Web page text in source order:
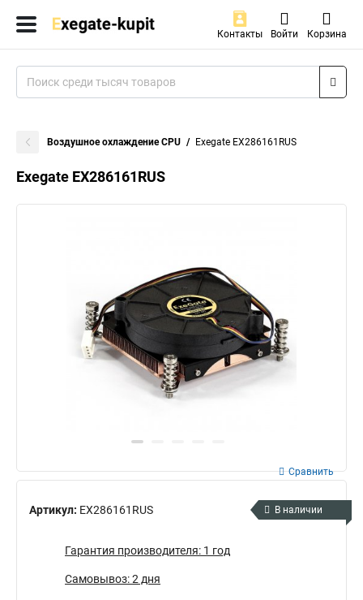
Контакты Войти Корзина
Воздушное охлаждение CPU Exegate EX286161RUS
Exegate EX286161RUS
Артикул: EX286161RUS
Сравнить
В наличии
Гарантия производителя: 1 год
Самовывоз: 2 дня